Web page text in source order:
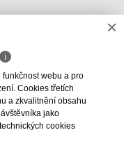
×
ℹ
webu a pro
Cookies třetích
a zkvalitnění obsahu
jako
cookies